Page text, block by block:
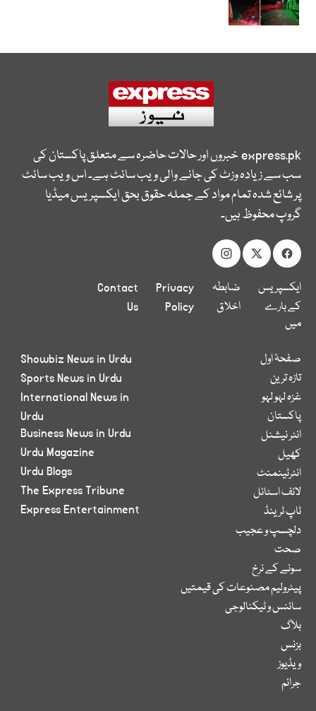
express.pkخبروں اور حالات حاضرہ سے متعلق پاکستان کی
سب سے زیادہ وزٹ کی جانے والی ویب سائٹ ہے۔ اس ویب سائٹ
پر شائع شدہ تمام مواد کے جملہ حقوق بحق ایکسپریس میڈیا
گروپ محفوظ ہیں۔
ایکسپریس
کے بارے
میں
ضابطہ
اخلاق
Privacy
Policy
Contact
Us
صفحۂ اول
تازہ ترین
غزہ لہو لہو
پاکستان
انٹر نیشنل
کھیل
انٹرٹینمنٹ
لائف اسٹائل
ٹاپ ٹرینڈ
دلچسپ و عجیب
صحت
سونے کے نرخ
پیٹرولیم مصنوعات کی قیمتیں
سائنس و ٹیکنالوجی
بلاگ
بزنس
ویڈیوز
جرائم
Showbiz News in Urdu
Sports News in Urdu
International News in
Urdu
Business News in Urdu
Urdu Magazine
Urdu Blogs
The Express Tribune
Express Entertainment